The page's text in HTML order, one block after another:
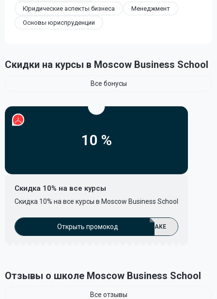
Юридические аспекты бизнеса
Менеджмент
Основы юриспруденции
Скидки на курсы в Moscow Business School
Все бонусы
10 %
Скидка 10% на все курсы
Скидка 10% на все курсы в Moscow Business School
Открыть промокод AKE
Отзывы о школе Moscow Business School
Все отзывы